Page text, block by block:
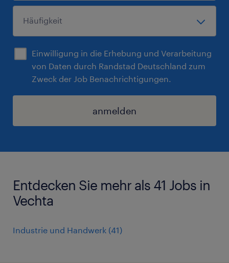
Einwilligung in die Erhebung und Verarbeitung
von Daten durch Randstad Deutschland zum
Zweck der Job Benachrichtigungen.
anmelden
Entdecken Sie mehr als 41 Jobs in
Vechta
Industrie und Handwerk (41)